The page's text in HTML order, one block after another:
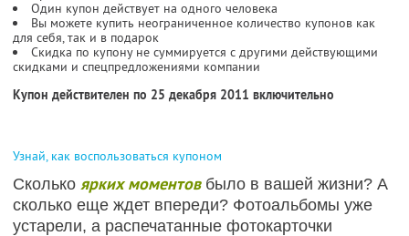
Один купон действует на одного человека
Вы можете купить неограниченное количество купонов как
для себя, так и в подарок
Скидка по купону не суммируется с другими действующими
скидками и спецпредложениями компании
Купон действителен по 25 декабря 2011 включительно
Узнай, как воспользоваться купоном
Сколько ярких моментовбыло в вашей жизни? А
сколько еще ждет впереди? Фотоальбомы уже
устарели, а распечатанные фотокарточки